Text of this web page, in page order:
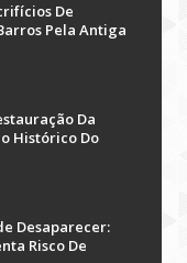
De
Pela Antiga
Da
Histórico Do
Desaparecer:
Risco De